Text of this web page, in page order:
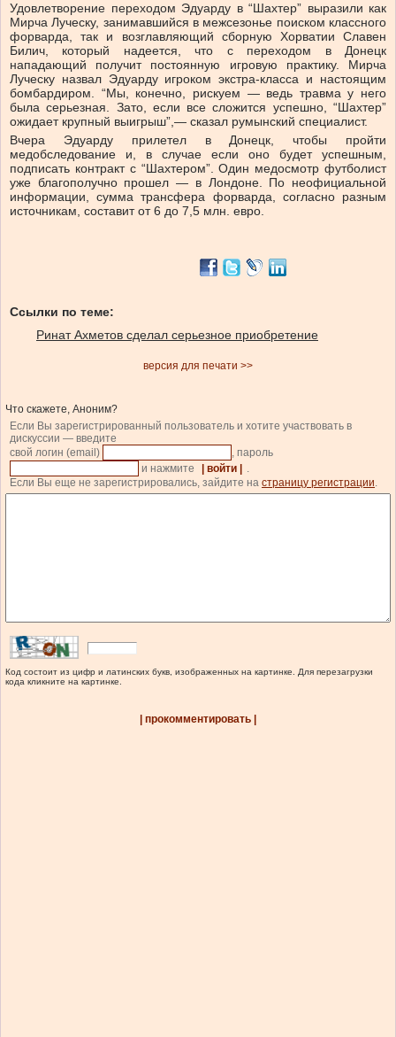
Удовлетворение переходом Эдуарду в “Шахтер” выразили как
Мирча Луческу, занимавшийся в межсезонье поиском классного
форварда, так и возглавляющий сборную Хорватии Славен
Билич, который надеется, что с переходом в Донецк
нападающий получит постоянную игровую практику. Мирча
Луческу назвал Эдуарду игроком экстра-класса и настоящим
бомбардиром. “Мы, конечно, рискуем — ведь травма у него
была серьезная. Зато, если все сложится успешно, “Шахтер”
ожидает крупный выигрыш”,— сказал румынский специалист.
Вчера Эдуарду прилетел в Донецк, чтобы пройти
медобследование и, в случае если оно будет успешным,
подписать контракт с “Шахтером”. Один медосмотр футболист
уже благополучно прошел — в Лондоне. По неофициальной
информации, сумма трансфера форварда, согласно разным
источникам, составит от 6 до 7,5 млн. евро.
Ссылки по теме:
Ринат Ахметов сделал серьезное приобретение
версия для печати >>
Что скажете, Аноним?
Если Вы зарегистрированный пользователь и хотите участвовать в
дискуссии — введите
свой логин (email)
, пароль
и нажмите
| войти |
.
Если Вы еще не зарегистрировались, зайдите на страницу регистрации.
Код состоит из цифр и латинских букв, изображенных на картинке. Для перезагрузки
кода кликните на картинке.
| прокомментировать |